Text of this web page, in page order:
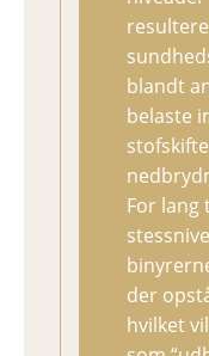
blandt
belaste
For lang
der
hvilket